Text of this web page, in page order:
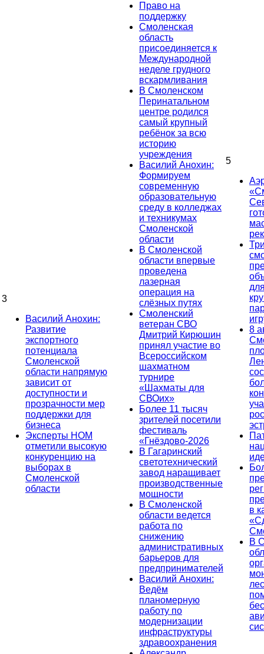
3
Василий Анохин:
Развитие
экспортного
потенциала
Смоленской
области напрямую
зависит от
доступности и
прозрачности мер
поддержки для
бизнеса
Эксперты НОМ
отметили высокую
конкуренцию на
выборах в
Смоленской
области
Право на
поддержку
Смоленская
область
присоединяется к
Международной
неделе грудного
вскармливания
В Смоленском
Перинатальном
центре родился
самый крупный
ребёнок за всю
историю
учреждения
Василий Анохин:
Формируем
современную
образовательную
среду в колледжах
и техникумах
Смоленской
области
В Смоленской
области впервые
проведена
лазерная
операция на
слёзных путях
Смоленский
ветеран СВО
Дмитрий Кирюшин
принял участие во
Всероссийском
шахматном
турнире
«Шахматы для
СВОих»
Более 11 тысяч
зрителей посетили
фестиваль
«Гнёздово-2026
В Гагаринский
светотехнический
завод наращивает
производственные
мощности
В Смоленской
области ведется
работа по
снижению
административных
барьеров для
предпринимателей
Василий Анохин:
Ведём
планомерную
работу по
модернизации
инфраструктуры
здравоохранения
5
8
в
В